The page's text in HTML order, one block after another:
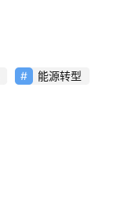
能源转型